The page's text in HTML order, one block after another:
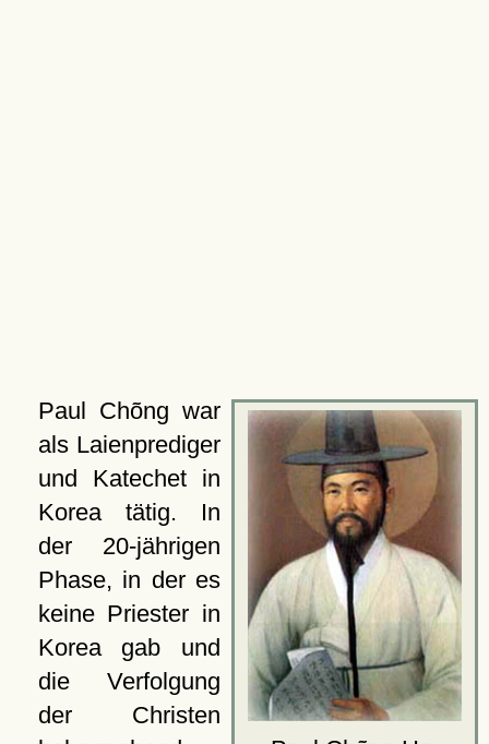
Paul Chõng war
als Laienprediger
und Katechet in
Korea tätig. In
der 20-jährigen
Phase, in der es
keine Priester in
Korea gab und
die Verfolgung
der Christen